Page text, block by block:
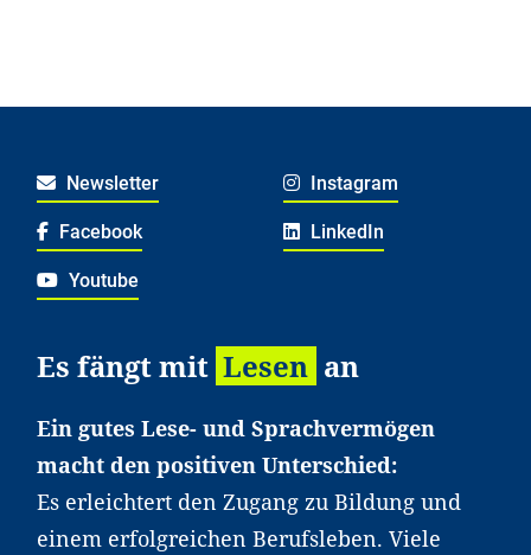
Newsletter Instagram
Facebook LinkedIn
Youtube
Es fängt mit Lesen an
Ein gutes Lese- und Sprachvermögen
macht den positiven Unterschied:
Es erleichtert den Zugang zu Bildung und
einem erfolgreichen Berufsleben. Viele